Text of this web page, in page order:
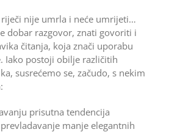
nije umrla i neće umrije­ti…
dobar razgovor, znati govoriti i
čitanja, koja znači uporabu
Iako postoji obilje različitih
susrećemo se, začudo, s nekim
prisutna tendencija
manje elegantnih